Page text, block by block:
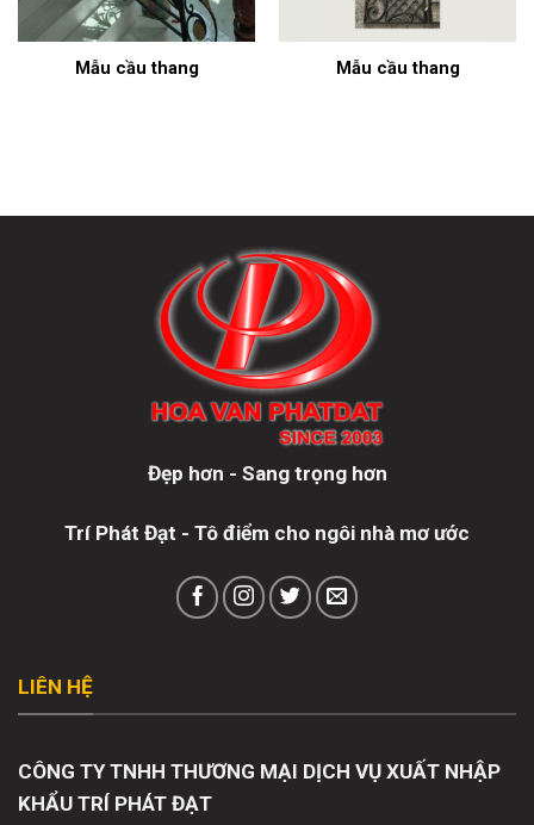
Mẫu cầu thang Mẫu cầu thang
Đẹp hơn - Sang trọng hơn
Trí Phát Đạt - Tô điểm cho ngôi nhà mơ ước
LIÊN HỆ
CÔNG TY TNHH THƯƠNG MẠI DỊCH VỤ XUẤT NHẬP
KHẨU TRÍ PHÁT ĐẠT